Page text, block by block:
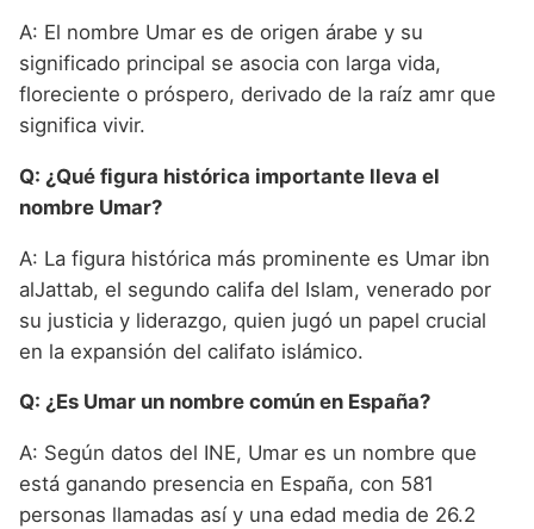
A: El nombre Umar es de origen árabe y su
significado principal se asocia con larga vida,
floreciente o próspero, derivado de la raíz amr que
significa vivir.
Q: ¿Qué figura histórica importante lleva el
nombre Umar?
A: La figura histórica más prominente es Umar ibn
alJattab, el segundo califa del Islam, venerado por
su justicia y liderazgo, quien jugó un papel crucial
en la expansión del califato islámico.
Q: ¿Es Umar un nombre común en España?
A: Según datos del INE, Umar es un nombre que
está ganando presencia en España, con 581
personas llamadas así y una edad media de 26.2